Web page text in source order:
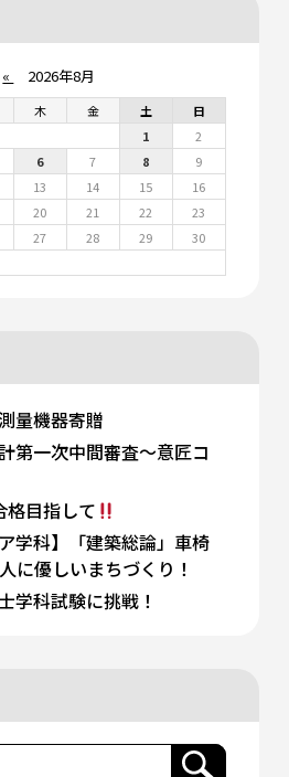
« 2026年8月
木 金 土
日
1
2
6 7 8
9
13 14 15
16
20 21 22
23
27 28 29
30
量機器寄贈
第一次中間審査～意匠コ
格目指して
学科】「建築総論」車椅
に優しいまちづくり！
学科試験に挑戦！